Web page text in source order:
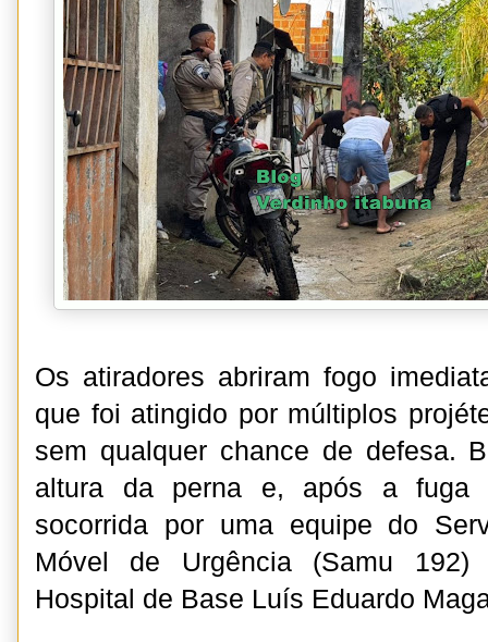
Os atiradores abriram fogo
que foi atingido por múltiplos
sem qualquer chance de defesa.
altura da perna e, após a fuga
socorrida por uma equipe do
Móvel de Urgência (Samu 192)
Hospital de Base Luís Eduardo